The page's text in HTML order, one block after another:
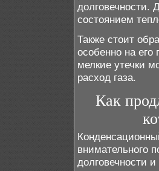
долговечности.
состоянием
Также стоит
особенно на его
мелкие утечки
расход газа.
Как
внимательного
долговечности